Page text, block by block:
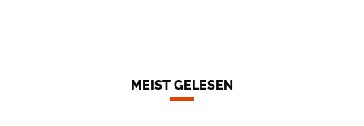
MEIST GELESEN